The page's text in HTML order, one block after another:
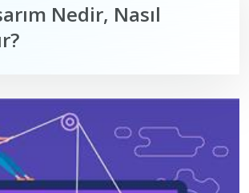
Nedir, Nasıl